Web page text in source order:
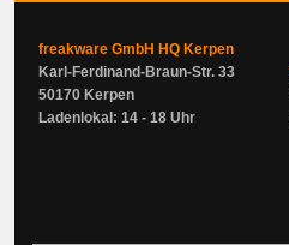
freakware GmbH HQ Kerpen
Karl-Ferdinand-Braun-Str. 33
50170 Kerpen
Ladenlokal: 14 - 18 Uhr